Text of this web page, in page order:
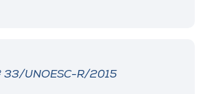
33/UNOESC-R/2015